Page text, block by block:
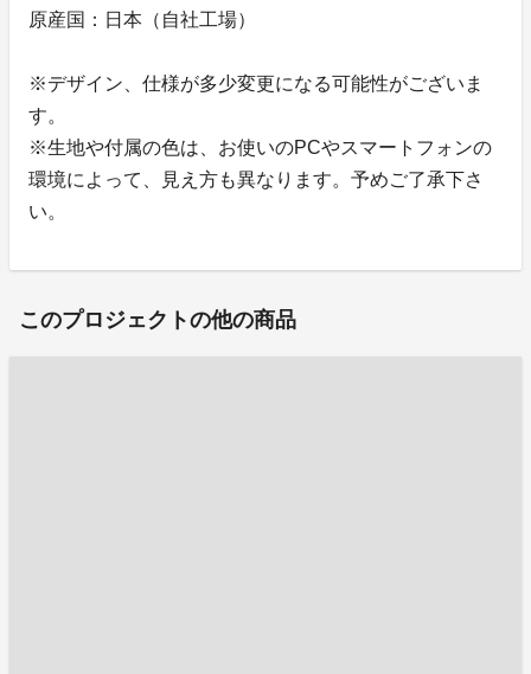
原産国：日本（自社工場）
※デザイン、仕様が多少変更になる可能性がございま
す。
※生地や付属の色は、お使いのPCやスマートフォンの
環境によって、見え方も異なります。予めご了承下さ
い。
このプロジェクトの他の商品